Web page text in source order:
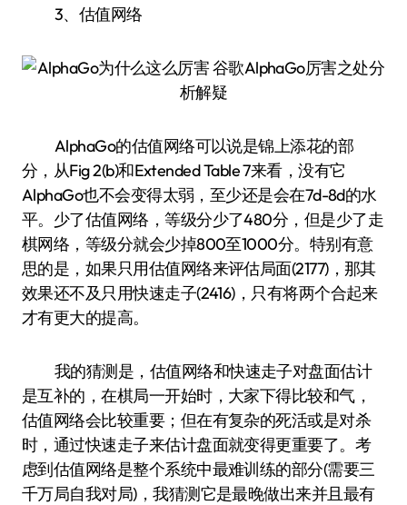
3、估值网络
AlphaGo的估值网络可以说是锦上添花的部
分，从Fig 2(b)和Extended Table 7来看，没有它
AlphaGo也不会变得太弱，至少还是会在7d-8d的水
平。少了估值网络，等级分少了480分，但是少了走
棋网络，等级分就会少掉800至1000分。特别有意
思的是，如果只用估值网络来评估局面(2177)，那其
效果还不及只用快速走子(2416)，只有将两个合起来
才有更大的提高。
我的猜测是，估值网络和快速走子对盘面估计
是互补的，在棋局一开始时，大家下得比较和气，
估值网络会比较重要；但在有复杂的死活或是对杀
时，通过快速走子来估计盘面就变得更重要了。考
虑到估值网络是整个系统中最难训练的部分(需要三
千万局自我对局)，我猜测它是最晚做出来并且最有